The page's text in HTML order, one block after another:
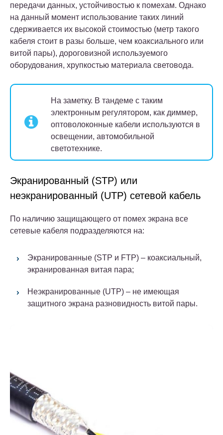
передачи данных, устойчивостью к помехам. Однако
на данный момент использование таких линий
сдерживается их высокой стоимостью (метр такого
кабеля стоит в разы больше, чем коаксиального или
витой пары), дороговизной используемого
оборудования, хрупкостью материала световода.
На заметку. В тандеме с таким
электронным регулятором, как диммер,
оптоволоконные кабели используются в
освещении, автомобильной
светотехнике.
Экранированный (STP) или
неэкранированный (UTP) сетевой кабель
По наличию защищающего от помех экрана все
сетевые кабеля подразделяются на:
Экранированные (STP и FTP) – коаксиальный,
экранированная витая пара;
Неэкранированные (UTP) – не имеющая
защитного экрана разновидность витой пары.